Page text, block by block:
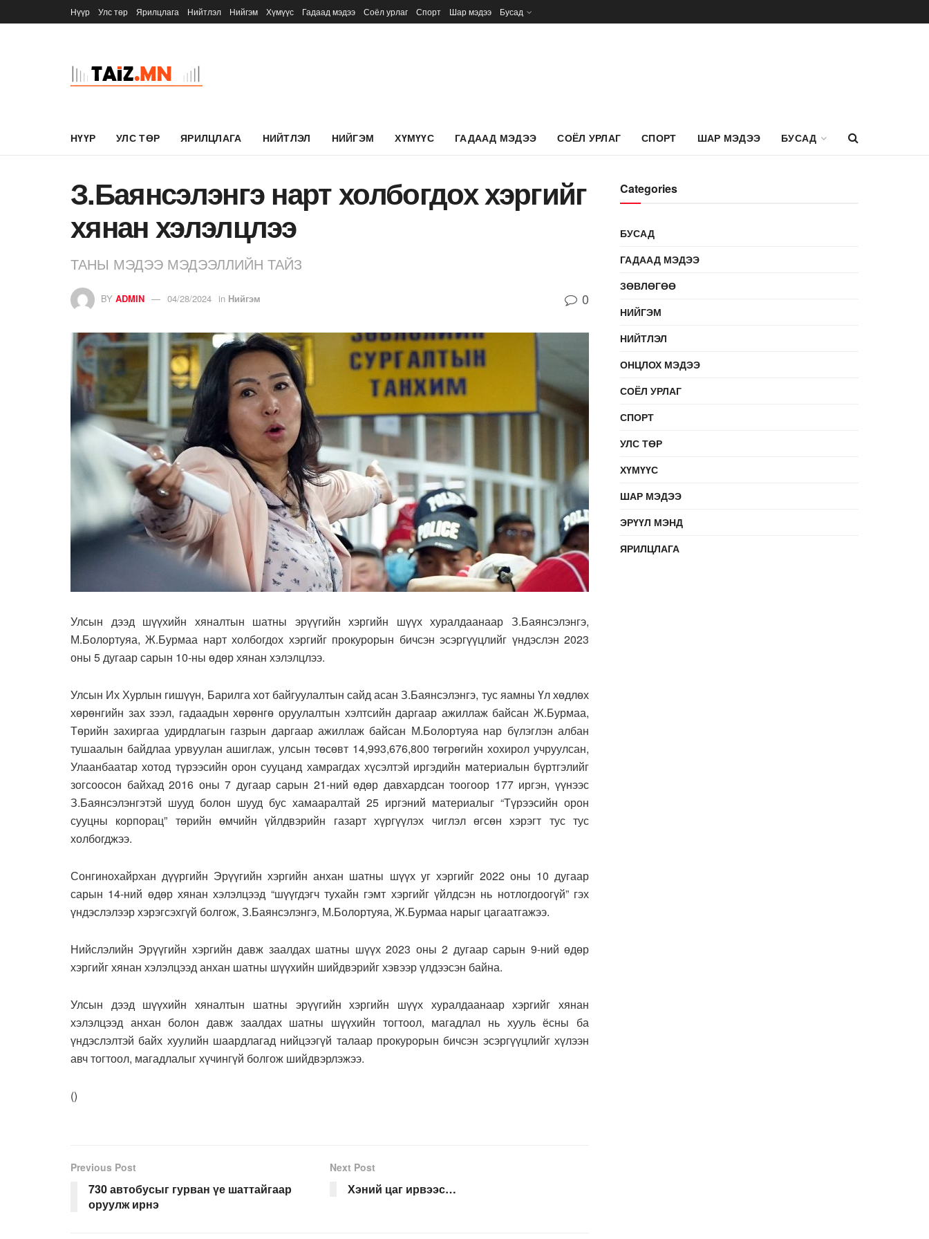
Нүүр Улс төр Ярилцлага Нийтлэл Нийгэм Хүмүүс Гадаад мэдээ Соёл урлаг Спорт Шар мэдээ Бусад
НҮҮР УЛС ТӨР ЯРИЛЦЛАГА НИЙТЛЭЛ НИЙГЭМ ХҮМҮҮС ГАДААД МЭДЭЭ СОЁЛ УРЛАГ СПОРТ ШАР МЭДЭЭ БУСАД
З.Баянсэлэнгэ нарт холбогдох хэргийг
хянан хэлэлцлээ
ТАНЫ МЭДЭЭ МЭДЭЭЛЛИЙН ТАЙЗ
BY ADMIN 04/28/2024 in Нийгэм 0
Улсын дээд шүүхийн хяналтын шатны эрүүгийн хэргийн шүүх хуралдаанаар З.Баянсэлэнгэ,
М.Болортуяа, Ж.Бурмаа нарт холбогдох хэргийг прокурорын бичсэн эсэргүүцлийг үндэслэн 2023
оны 5 дугаар сарын 10-ны өдөр хянан хэлэлцлээ.
Улсын Их Хурлын гишүүн, Барилга хот байгуулалтын сайд асан З.Баянсэлэнгэ, тус яамны Үл хөдлөх
хөрөнгийн зах зээл, гадаадын хөрөнгө оруулалтын хэлтсийн даргаар ажиллаж байсан Ж.Бурмаа,
Төрийн захиргаа удирдлагын газрын даргаар ажиллаж байсан М.Болортуяа нар бүлэглэн албан
тушаалын байдлаа урвуулан ашиглаж, улсын төсөвт 14,993,676,800 төгрөгийн хохирол учруулсан,
Улаанбаатар хотод түрээсийн орон сууцанд хамрагдах хүсэлтэй иргэдийн материалын бүртгэлийг
зогсоосон байхад 2016 оны 7 дугаар сарын 21-ний өдөр давхардсан тоогоор 177 иргэн, үүнээс
З.Баянсэлэнгэтэй шууд болон шууд бус хамааралтай 25 иргэний материалыг “Түрээсийн орон
сууцны корпорац” төрийн өмчийн үйлдвэрийн газарт хүргүүлэх чиглэл өгсөн хэрэгт тус тус
холбогджээ.
Сонгинохайрхан дүүргийн Эрүүгийн хэргийн анхан шатны шүүх уг хэргийг 2022 оны 10 дугаар
сарын 14-ний өдөр хянан хэлэлцээд “шүүгдэгч тухайн гэмт хэргийг үйлдсэн нь нотлогдоогүй” гэх
үндэслэлээр хэрэгсэхгүй болгож, З.Баянсэлэнгэ, М.Болортуяа, Ж.Бурмаа нарыг цагаатгажээ.
Нийслэлийн Эрүүгийн хэргийн давж заалдах шатны шүүх 2023 оны 2 дугаар сарын 9-ний өдөр
хэргийг хянан хэлэлцээд анхан шатны шүүхийн шийдвэрийг хэвээр үлдээсэн байна.
Улсын дээд шүүхийн хяналтын шатны эрүүгийн хэргийн шүүх хуралдаанаар хэргийг хянан
хэлэлцээд анхан болон давж заалдах шатны шүүхийн тогтоол, магадлал нь хууль ёсны ба
үндэслэлтэй байх хуулийн шаардлагад нийцээгүй талаар прокурорын бичсэн эсэргүүцлийг хүлээн
авч тогтоол, магадлалыг хүчингүй болгож шийдвэрлэжээ.
()
Previous Post
730 автобусыг гурван үе шаттайгаар
оруулж ирнэ
Next Post
Хэний цаг ирвээс…
Categories
БУСАД
ГАДААД МЭДЭЭ
ЗӨВЛӨГӨӨ
НИЙГЭМ
НИЙТЛЭЛ
ОНЦЛОХ МЭДЭЭ
СОЁЛ УРЛАГ
СПОРТ
УЛС ТӨР
ХҮМҮҮС
ШАР МЭДЭЭ
ЭРҮҮЛ МЭНД
ЯРИЛЦЛАГА